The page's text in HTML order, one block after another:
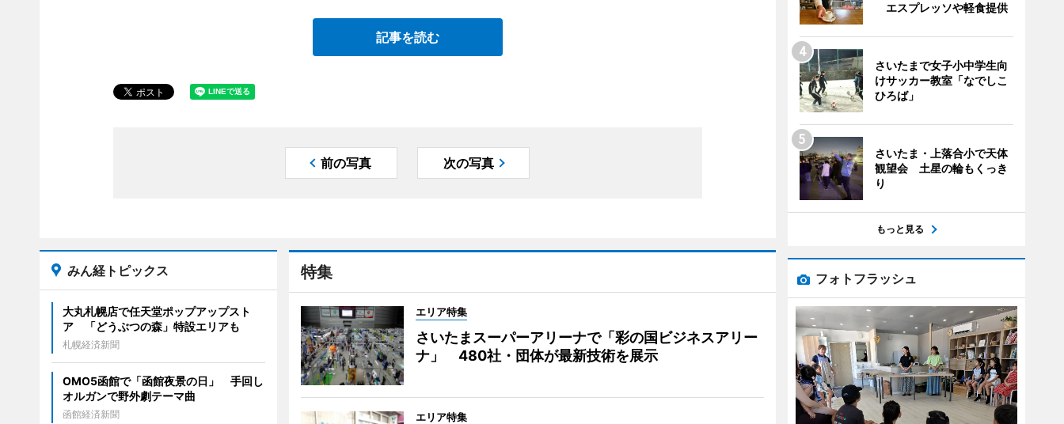
記事を読む
前の写真 次の写真
特集
エリア特集
さいたまスーパーアリーナで「彩の国ビジネスアリー
ナ」 480社・団体が最新技術を展示
エリア特集
みん経トピックス
大丸札幌店で任天堂ポップアップスト
ア 「どうぶつの森」特設エリアも
札幌経済新聞
OMO5函館で「函館夜景の日」 手回し
オルガンで野外劇テーマ曲
函館経済新聞
エスプレッソや軽食提供
さいたまで女子小中学生向
けサッカー教室「なでしこ
ひろば」
さいたま・上落合小で天体
観望会 土星の輪もくっき
り
もっと見る
フォトフラッシュ